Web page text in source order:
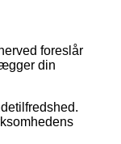
foreslår
din